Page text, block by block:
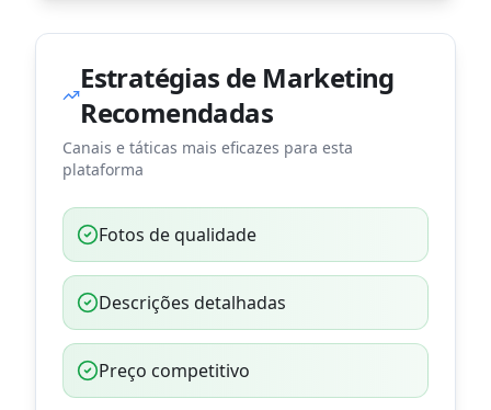
Estratégias de Marketing
Recomendadas
Canais e táticas mais eficazes para esta
plataforma
Fotos de qualidade
Descrições detalhadas
Preço competitivo